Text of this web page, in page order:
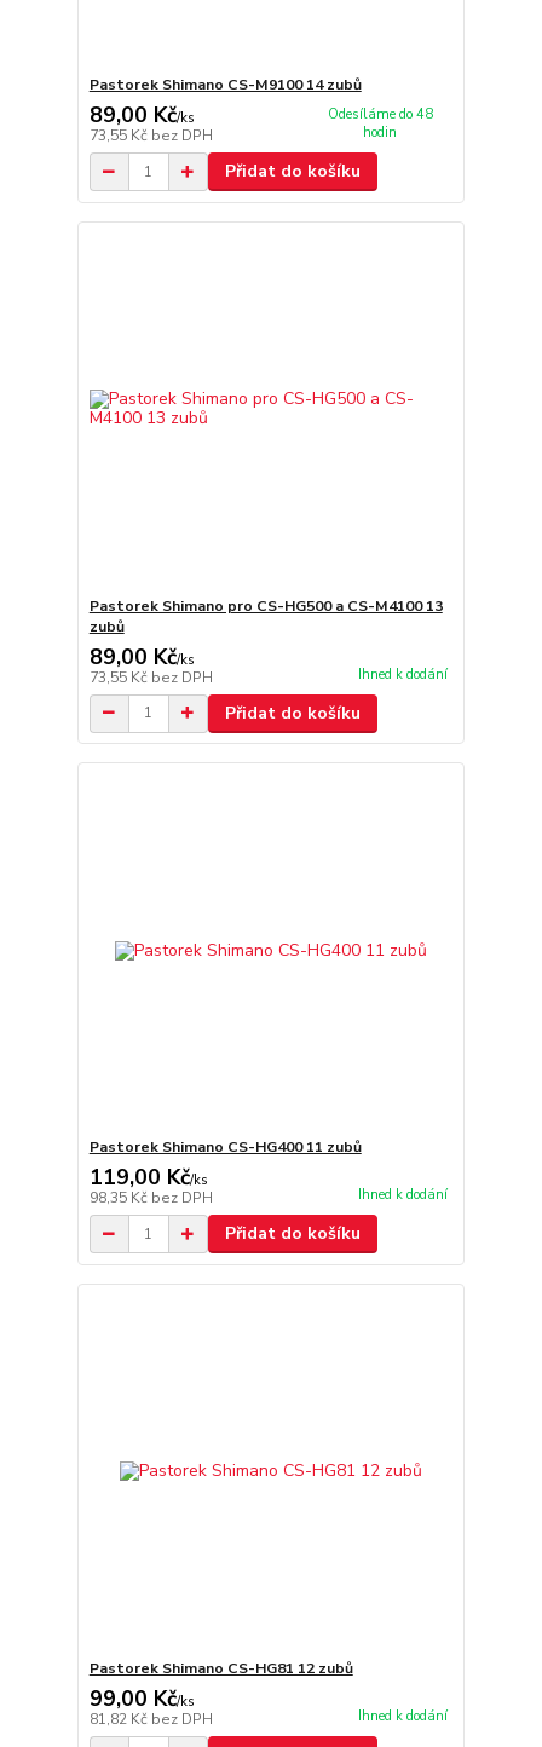
Pastorek Shimano CS-M9100 14 zubů
89,00 Kč/ks
73,55 Kč bez DPH
Odesíláme do 48
hodin
Přidat do košíku
Pastorek Shimano pro CS-HG500 a CS-M4100 13
zubů
89,00 Kč/ks
73,55 Kč bez DPH Ihned k dodání
Přidat do košíku
Pastorek Shimano CS-HG400 11 zubů
119,00 Kč/ks
98,35 Kč bez DPH Ihned k dodání
Přidat do košíku
Pastorek Shimano CS-HG81 12 zubů
99,00 Kč/ks
81,82 Kč bez DPH Ihned k dodání